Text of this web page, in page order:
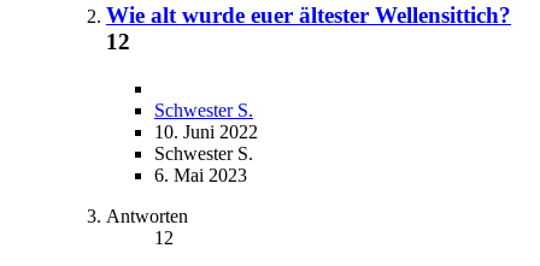
Wie alt wurde euer ältester Wellensittich?
12
Schwester S.
10. Juni 2022
Schwester S.
6. Mai 2023
Antworten
12